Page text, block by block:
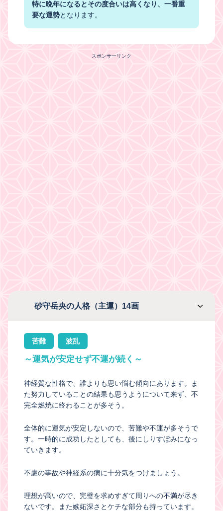
特に晩年になるとその度合いは高くなり、一番重
要な運勢となります。
スポンサーリンク
砂守岳央の人格（主運）14画
苦難 波乱
～運気が安定せず不運が続く～
神経質な性格で、誰よりも思い悩む傾向にあります。ま
た努力していることの結果も思うようについて来ず、不
完全燃焼に終わることが多そう。
全体的に運気が安定しないので、苦難や不運が多そうで
す。一時的に成功したとしても、後にしりすぼみになっ
ていきます。
不慮の事故や神経系の病に十分気をつけましょう。
理想が高いので、完璧を求めすぎて周りへの不満が尽き
ないです。また嫉妬深さとケチな部分も持っています。